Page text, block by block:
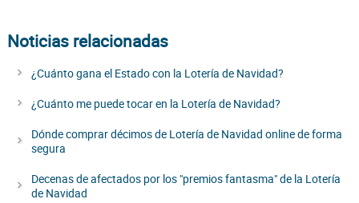
Noticias relacionadas
¿Cuánto gana el Estado con la Lotería de Navidad?
¿Cuánto me puede tocar en la Lotería de Navidad?
Dónde comprar décimos de Lotería de Navidad online de forma
segura
Decenas de afectados por los "premios fantasma" de la Lotería
de Navidad